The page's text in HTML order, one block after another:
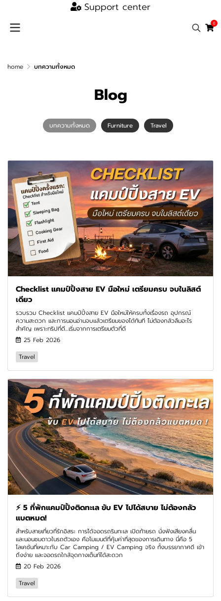
Support center
0
home บทความทั้งหมด
Blog
บทความทั้งหมด Furniture Travel
Checklist แคมป์ปิ้งสาย EV มือใหม่ เตรียมครบ จบในลิสต์
เดียว
รวบรวม Checklist แคมป์ปิ้งสาย EV มือใหม่ให้ครบทั้งเรื่องรถ อุปกรณ์
ความสะดวก และการนอนอ่านจบแล้วเตรียมของได้ทันที ไม่ต้องกลัวลืมอะไร
สำคัญ เพราะทริปที่ดี…เริ่มจากการเตรียมตัวที่ดี
25 Feb 2026
Travel
⚡ 5 ที่พักแคมป์ปิ้งติดทะเล ขับ EV ไปได้สบาย ไม่ต้องกลัว
แบตหมด!
สำหรับสายเที่ยวที่รักอิสระ การได้จอดรถริมทะเล เปิดท้ายรถ นั่งฟังเสียงคลื่น
และนอนชมดาวในรถตัวเอง คือโมเมนต์ที่คุ้มค่าที่สุดของการเดินทาง นี่คือ 5
โลเคชันที่เหมาะกับ Car Camping / EV Camping จริง ทั้งบรรยากาศดี เข้า
ถึงง่าย และจอดรถใกล้จุดกางเต็นท์ได้สะดวก
20 Feb 2026
Travel